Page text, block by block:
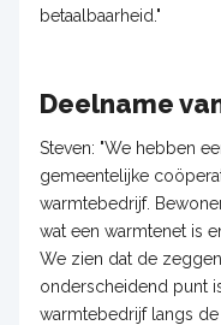
betaalbaarheid."
Deelname
Steven: "We hebben
gemeentelijke
warmtebedrijf.
wat een warmtenet is
We zien dat de
onderscheidend punt
warmtebedrijf langs